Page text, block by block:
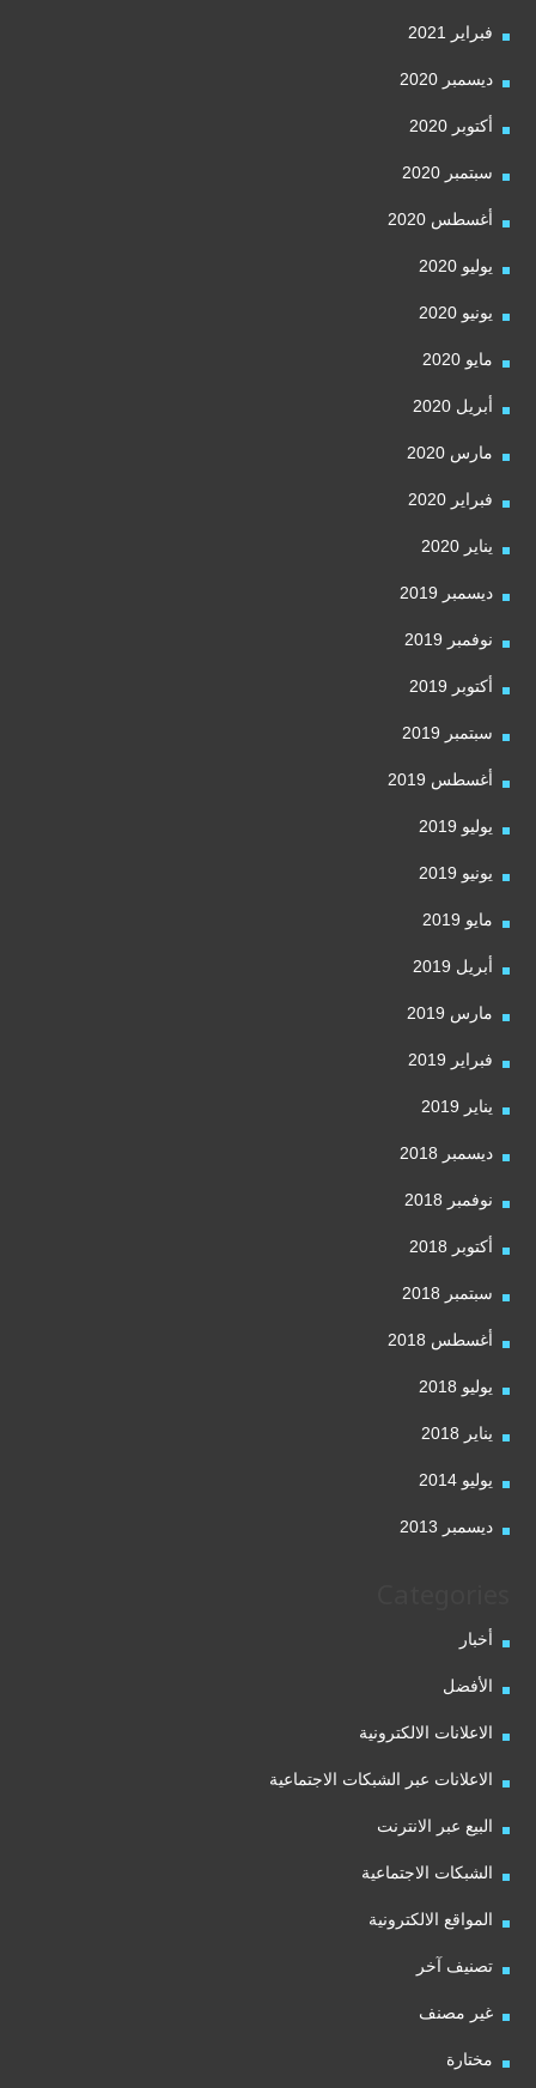
فبراير 2021
ديسمبر 2020
أكتوبر 2020
سبتمبر 2020
أغسطس 2020
يوليو 2020
يونيو 2020
مايو 2020
أبريل 2020
مارس 2020
فبراير 2020
يناير 2020
ديسمبر 2019
نوفمبر 2019
أكتوبر 2019
سبتمبر 2019
أغسطس 2019
يوليو 2019
يونيو 2019
مايو 2019
أبريل 2019
مارس 2019
فبراير 2019
يناير 2019
ديسمبر 2018
نوفمبر 2018
أكتوبر 2018
سبتمبر 2018
أغسطس 2018
يوليو 2018
يناير 2018
يوليو 2014
ديسمبر 2013
أخبار
الأفضل
الاعلانات الالكترونية
الاعلانات عبر الشبكات الاجتماعية
البيع عبر الانترنت
الشبكات الاجتماعية
المواقع الالكترونية
تصنيف آخر
غير مصنف
مختارة